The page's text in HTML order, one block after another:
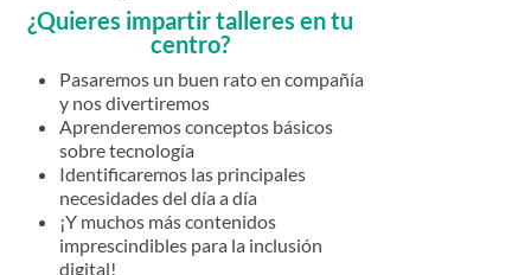
¿Quieres impartir talleres en tu
centro?
Pasaremos un buen rato en compañía
y nos divertiremos
Aprenderemos conceptos básicos
sobre tecnología
Identificaremos las principales
necesidades del día a día
¡Y muchos más contenidos
imprescindibles para la inclusión
digital!